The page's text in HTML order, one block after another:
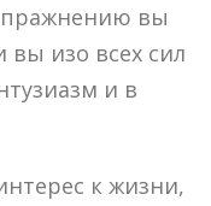
вы
вы изо всех сил
и в
к жизни,